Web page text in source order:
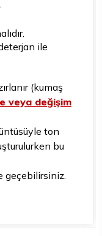
ile
(kumaş
veya değişim
ton
bu
geçebilirsiniz.